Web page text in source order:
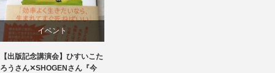
イベント
文化
【出版記念講演会】ひすいこた
ろうさん✕SHOGENさん『今